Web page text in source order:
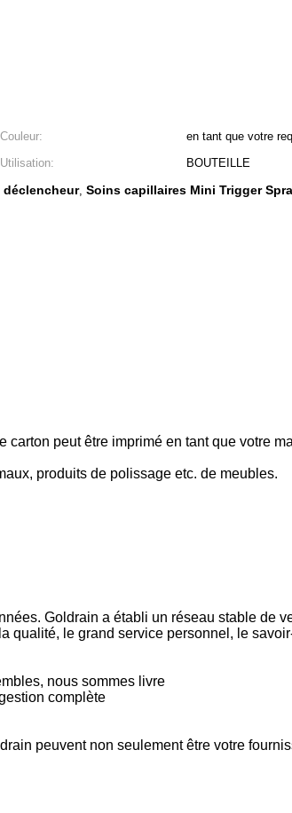
Couleur:
en tant que votre
Utilisation:
BOUTEILLE
, Soins capillaires Mini Trigger
peut être imprimé en tant que votre
produits de polissage etc. de meubles.
Goldrain a établi un réseau stable de
qualité, le grand service personnel, le
nous sommes livre
complète
peuvent non seulement être votre